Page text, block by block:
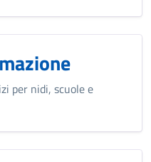
per nidi, scuole e